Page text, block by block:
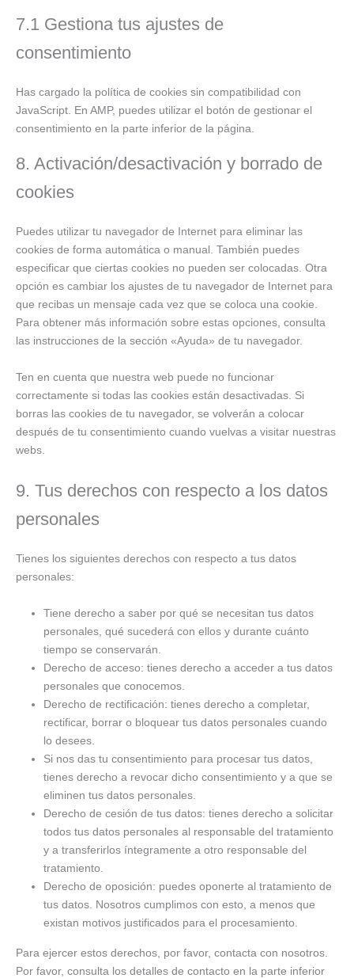
7.1 Gestiona tus ajustes de
consentimiento
Has cargado la política de cookies sin compatibilidad con
JavaScript. En AMP, puedes utilizar el botón de gestionar el
consentimiento en la parte inferior de la página.
8. Activación/desactivación y borrado de
cookies
Puedes utilizar tu navegador de Internet para eliminar las
cookies de forma automática o manual. También puedes
especificar que ciertas cookies no pueden ser colocadas. Otra
opción es cambiar los ajustes de tu navegador de Internet para
que recibas un mensaje cada vez que se coloca una cookie.
Para obtener más información sobre estas opciones, consulta
las instrucciones de la sección «Ayuda» de tu navegador.
Ten en cuenta que nuestra web puede no funcionar
correctamente si todas las cookies están desactivadas. Si
borras las cookies de tu navegador, se volverán a colocar
después de tu consentimiento cuando vuelvas a visitar nuestras
webs.
9. Tus derechos con respecto a los datos
personales
Tienes los siguientes derechos con respecto a tus datos
personales:
Tiene derecho a saber por qué se necesitan tus datos
personales, qué sucederá con ellos y durante cuánto
tiempo se conservarán.
Derecho de acceso: tienes derecho a acceder a tus datos
personales que conocemos.
Derecho de rectificación: tienes derecho a completar,
rectificar, borrar o bloquear tus datos personales cuando
lo desees.
Si nos das tu consentimiento para procesar tus datos,
tienes derecho a revocar dicho consentimiento y a que se
eliminen tus datos personales.
Derecho de cesión de tus datos: tienes derecho a solicitar
todos tus datos personales al responsable del tratamiento
y a transferirlos íntegramente a otro responsable del
tratamiento.
Derecho de oposición: puedes oponerte al tratamiento de
tus datos. Nosotros cumplimos con esto, a menos que
existan motivos justificados para el procesamiento.
Para ejercer estos derechos, por favor, contacta con nosotros.
Por favor, consulta los detalles de contacto en la parte inferior